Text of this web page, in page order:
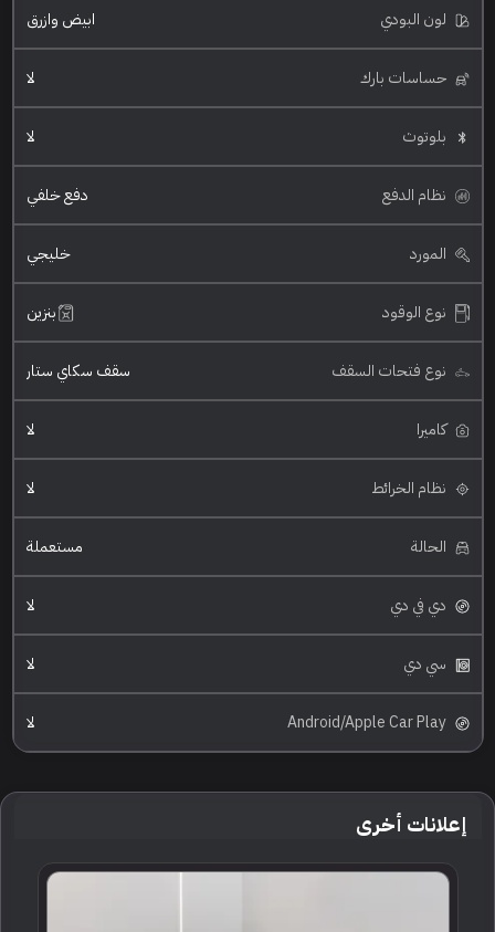
لون البودي ابيض وازرق
حساسات بارك لا
بلوتوث لا
نظام الدفع دفع خلفي
المورد خليجي
نوع الوقود بنزين
نوع فتحات السقف سقف سكاي ستار
كاميرا لا
نظام الخرائط لا
الحالة مستعملة
دي في دي لا
سي دي لا
Android/Apple Car Play لا
إعلانات أخرى